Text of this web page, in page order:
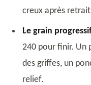
creux après retrait
Le grain
240 pour finir. Un
des griffes, un
relief.